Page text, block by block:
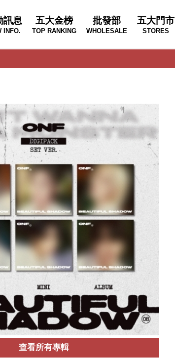
訊息
INFO.
五大金榜
TOP RANKING
批發部
WHOLESALE
五大門市
STORES
查看所有專輯